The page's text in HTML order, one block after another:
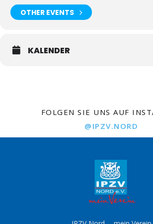
OTHER EVENTS
KALENDER
FOLGEN SIE UNS AUF
@IPZV.NORD